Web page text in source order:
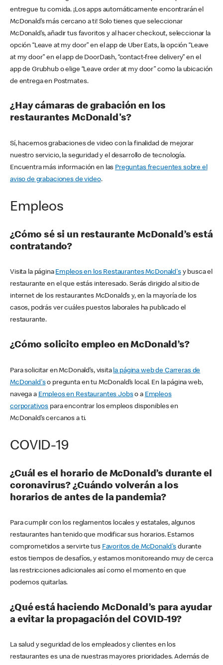
entregue tu comida. ¡Los apps automáticamente encontrarán el
McDonald’s más cercano a ti! Solo tienes que seleccionar
McDonald’s, añadir tus favoritos y al hacer checkout, seleccionar la
opción “Leave at my door” en el app de Uber Eats, la opción “Leave
at my door” en el app de DoorDash, “contact-free delivery” en el
app de Grubhub o elige “Leave order at my door” como la ubicación
de entrega en Postmates.
¿Hay cámaras de grabación en los
restaurantes McDonald's?
Sí, hacemos grabaciones de video con la finalidad de mejorar
nuestro servicio, la seguridad y el desarrollo de tecnología.
Encuentra más información en las Preguntas frecuentes sobre el
aviso de grabaciones de video.
Empleos
¿Cómo sé si un restaurante McDonald’s está
contratando?
Visita la página Empleos en los Restaurantes McDonald'sy busca el
restaurante en el que estás interesado. Serás dirigido al sitio de
internet de los restaurantes McDonald’s y, en la mayoría de los
casos, podrás ver cuáles puestos laborales ha publicado el
restaurante.
¿Cómo solicito empleo en McDonald’s?
Para solicitar en McDonald’s, visita la página web de Carreras de
McDonald'so pregunta en tu McDonald’s local. En la página web,
navega a Empleos en Restaurantes Jobso a Empleos
corporativos para encontrar los empleos disponibles en
McDonald’s cercanos a ti.
COVID-19
¿Cuál es el horario de McDonald’s durante el
coronavirus? ¿Cuándo volverán a los
horarios de antes de la pandemia?
Para cumplir con los reglamentos locales y estatales, algunos
restaurantes han tenido que modificar sus horarios. Estamos
comprometidos a servirte tus Favoritos de McDonald's durante
estos tiempos de desafíos, y estamos monitoreando muy de cerca
las restricciones adicionales así como el momento en que
podemos quitarlas.
¿Qué está haciendo McDonald’s para ayudar
a evitar la propagación del COVID-19?
La salud y seguridad de los empleados y clientes en los
restaurantes es una de nuestras mayores prioridades. Además de